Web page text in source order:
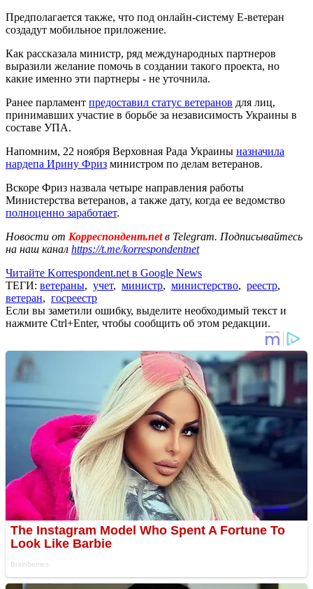
Предполагается также, что под онлайн-систему Е-ветеран
создадут мобильное приложение.
Как рассказала министр, ряд международных партнеров
выразили желание помочь в создании такого проекта, но
какие именно эти партнеры - не уточнила.
Ранее парламент предоставил статус ветеранов для лиц,
принимавших участие в борьбе за независимость Украины в
составе УПА.
Напомним, 22 ноября Верховная Рада Украины назначила
нардепа Ирину Фриз министром по делам ветеранов.
Вскоре Фриз назвала четыре направления работы
Министерства ветеранов, а также дату, когда ее ведомство
полноценно заработает.
Новости от Корреспондент.netв Telegram. Подписывайтесь
на наш канал https://t.me/korrespondentnet
Читайте Korrespondent.net в Google News
ТЕГИ: ветераны, учет, министр, министерство, реестр,
ветеран, госреестр
Если вы заметили ошибку, выделите необходимый текст и
нажмите Ctrl+Enter, чтобы сообщить об этом редакции.